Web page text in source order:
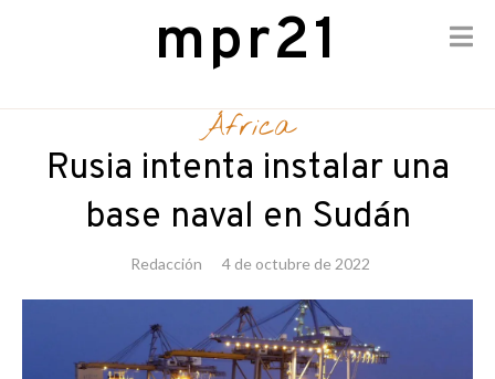
content
mpr21
África
Rusia intenta instalar una
base naval en Sudán
Redacción 4 de octubre de 2022